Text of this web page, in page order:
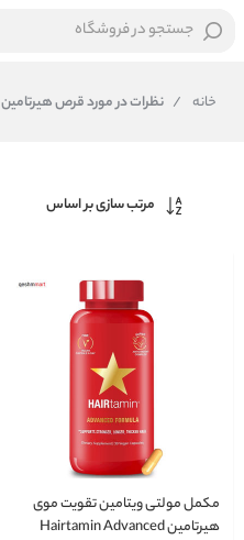
جستجو در فروشگاه
خانه / نظرات در مورد قرص هیرتامین
مرتب سازی بر اساس
مکمل مولتی ویتامین تقویت موی
هیرتامین Hairtamin Advanced